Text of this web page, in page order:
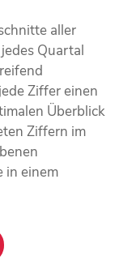
aller
Quartal
Ziffer einen
Überblick
Ziffern im
in einem